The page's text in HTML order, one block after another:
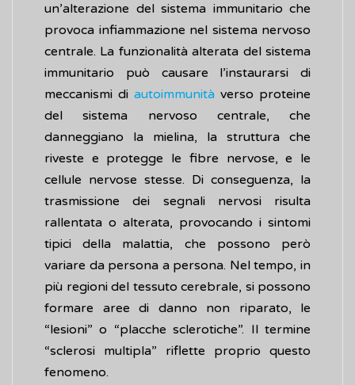
un’alterazione del sistema immunitario che
provoca infiammazione nel sistema nervoso
centrale. La funzionalità alterata del sistema
immunitario può causare l’instaurarsi di
meccanismi di autoimmunità verso proteine
del sistema nervoso centrale, che
danneggiano la mielina, la struttura che
riveste e protegge le fibre nervose, e le
cellule nervose stesse. Di conseguenza, la
trasmissione dei segnali nervosi risulta
rallentata o alterata, provocando i sintomi
tipici della malattia, che possono però
variare da persona a persona. Nel tempo, in
più regioni del tessuto cerebrale, si possono
formare aree di danno non riparato, le
“lesioni” o “placche sclerotiche”. Il termine
“sclerosi multipla” riflette proprio questo
fenomeno.